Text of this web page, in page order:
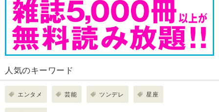
人気のキーワード
エンタメ 芸能 ツンデレ 星座